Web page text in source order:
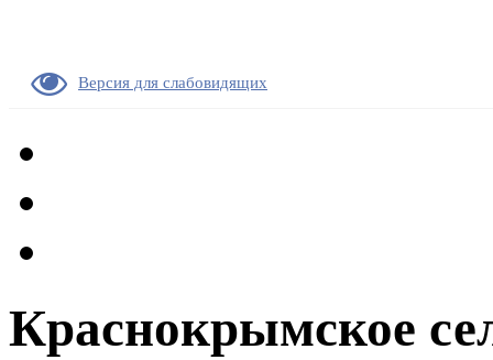
Версия для слабовидящих
Краснокрымское